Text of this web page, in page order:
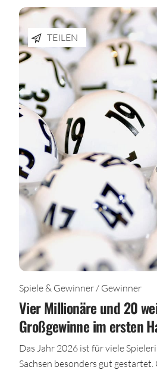
TEILEN
Spiele & Gewinner / Gewinner
Vier Millionäre und 20
Großgewinne im ersten
Das Jahr 2026 ist für viele
Sachsen besonders gut